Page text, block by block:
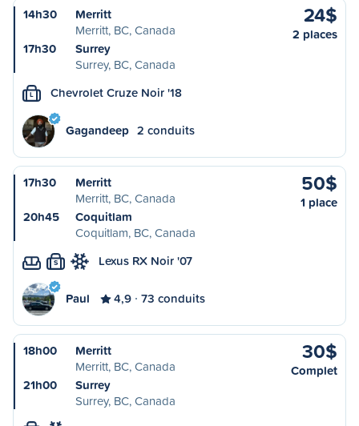
14h30
Merritt
Merritt, BC, Canada
17h30
Surrey
Surrey, BC, Canada
24$
2 places
L Chevrolet Cruze Noir '18
Gagandeep 2 conduits
17h30
Merritt
Merritt, BC, Canada
20h45
Coquitlam
Coquitlam, BC, Canada
50$
1 place
S Lexus RX Noir '07
Paul 4,9 73 conduits
18h00
Merritt
Merritt, BC, Canada
21h00
Surrey
Surrey, BC, Canada
30$
Complet